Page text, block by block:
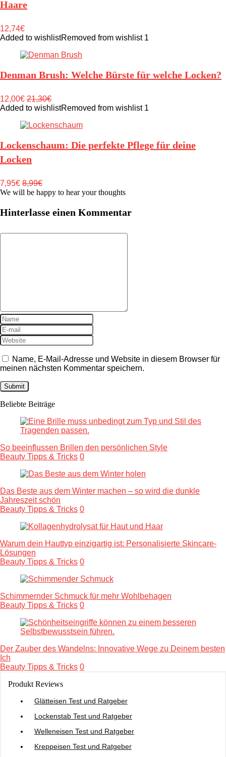
Haare
12,74€
Added to wishlistRemoved from wishlist 1
Denman Brush: Welche Bürste für welche Locken?
12,00€ 21,30€
Added to wishlistRemoved from wishlist 1
Lockenschaum: Die perfekte Pflege für deine
Locken
7,95€ 8,99€
We will be happy to hear your thoughts
Hinterlasse einen Kommentar
Name, E-Mail-Adresse und Website in diesem Browser für
meinen nächsten Kommentar speichern.
Beliebte Beiträge
So beeinflussen Brillen den persönlichen Style
Beauty Tipps & Tricks 0
Das Beste aus dem Winter machen – so wird die dunkle
Jahreszeit schön
Beauty Tipps & Tricks 0
Warum dein Hauttyp einzigartig ist: Personalisierte Skincare-
Lösungen
Beauty Tipps & Tricks 0
Schimmernder Schmuck für mehr Wohlbehagen
Beauty Tipps & Tricks 0
Der Zauber des Wandelns: Innovative Wege zu Deinem besten
Ich
Beauty Tipps & Tricks 0
Produkt Reviews
Glätteisen Test und Ratgeber
Lockenstab Test und Ratgeber
Welleneisen Test und Ratgeber
Kreppeisen Test und Ratgeber